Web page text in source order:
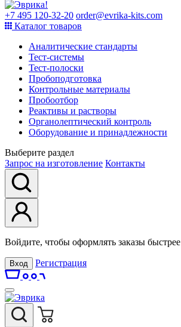
+7 495 120-32-20 order@evrika-kits.com
Каталог товаров
Аналитические стандарты
Тест-системы
Тест-полоски
Пробоподготовка
Контрольные материалы
Пробоотбор
Реактивы и растворы
Органолептический контроль
Оборудование и принадлежности
Выберите раздел
Запрос на изготовление Контакты
Войдите, чтобы оформлять заказы быстрее
Вход Регистрация